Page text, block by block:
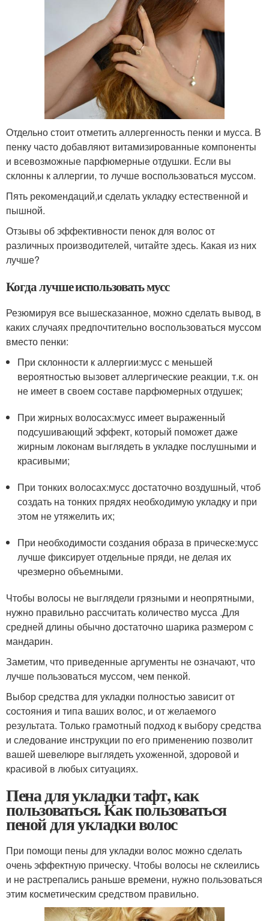
Отдельно стоит отметить аллергенность пенки и мусса. В
пенку часто добавляют витамизированные компоненты
и всевозможные парфюмерные отдушки. Если вы
склонны к аллергии, то лучше воспользоваться муссом.
Пять рекомендаций,и сделать укладку естественной и
пышной.
Отзывы об эффективности пенок для волос от
различных производителей, читайте здесь. Какая из них
лучше?
Когда лучше использовать мусс
Резюмируя все вышесказанное, можно сделать вывод, в
каких случаях предпочтительно воспользоваться муссом
вместо пенки:
При склонности к аллергии:мусс с меньшей
вероятностью вызовет аллергические реакции, т.к. он
не имеет в своем составе парфюмерных отдушек;
При жирных волосах:мусс имеет выраженный
подсушивающий эффект, который поможет даже
жирным локонам выглядеть в укладке послушными и
красивыми;
При тонких волосах:мусс достаточно воздушный, чтоб
создать на тонких прядях необходимую укладку и при
этом не утяжелить их;
При необходимости создания образа в прическе:мусс
лучше фиксирует отдельные пряди, не делая их
чрезмерно объемными.
Чтобы волосы не выглядели грязными и неопрятными,
нужно правильно рассчитать количество мусса .Для
средней длины обычно достаточно шарика размером с
мандарин.
Заметим, что приведенные аргументы не означают, что
лучше пользоваться муссом, чем пенкой.
Выбор средства для укладки полностью зависит от
состояния и типа ваших волос, и от желаемого
результата. Только грамотный подход к выбору средства
и следование инструкции по его применению позволит
вашей шевелюре выглядеть ухоженной, здоровой и
красивой в любых ситуациях.
Пена для укладки тафт, как
пользоваться. Как пользоваться
пеной для укладки волос
При помощи пены для укладки волос можно сделать
очень эффектную прическу. Чтобы волосы не склеились
и не растрепались раньше времени, нужно пользоваться
этим косметическим средством правильно.